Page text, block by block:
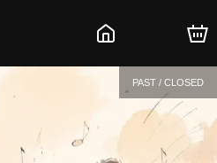
PAST / CLOSED